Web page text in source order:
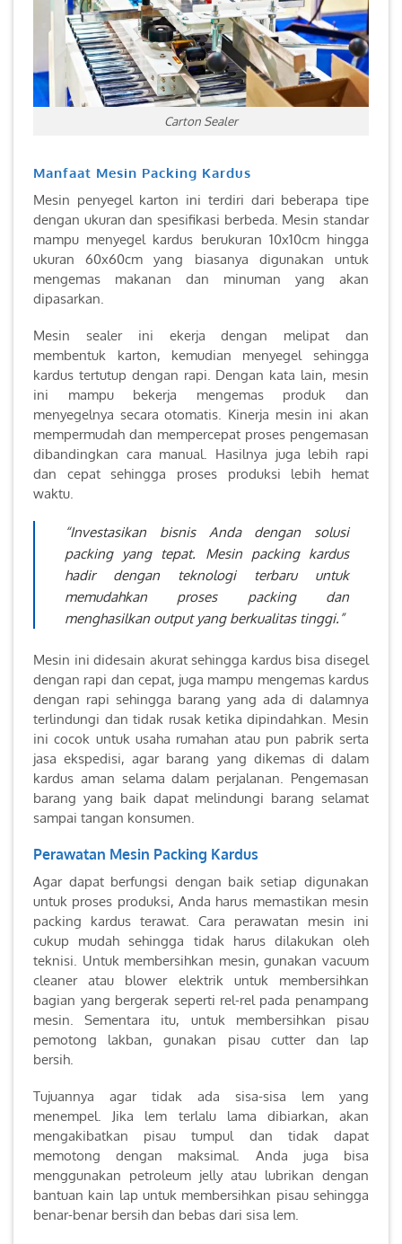
Carton Sealer
Manfaat Mesin Packing Kardus
Mesin penyegel karton ini terdiri dari beberapa tipe
dengan ukuran dan spesifikasi berbeda. Mesin standar
mampu menyegel kardus berukuran 10x10cm hingga
ukuran 60x60cm yang biasanya digunakan untuk
mengemas makanan dan minuman yang akan
dipasarkan.
Mesin sealer ini ekerja dengan melipat dan
membentuk karton, kemudian menyegel sehingga
kardus tertutup dengan rapi. Dengan kata lain, mesin
ini mampu bekerja mengemas produk dan
menyegelnya secara otomatis. Kinerja mesin ini akan
mempermudah dan mempercepat proses pengemasan
dibandingkan cara manual. Hasilnya juga lebih rapi
dan cepat sehingga proses produksi lebih hemat
waktu.
“Investasikan bisnis Anda dengan solusi
packing yang tepat. Mesin packing kardus
hadir dengan teknologi terbaru untuk
memudahkan proses packing dan
menghasilkan output yang berkualitas tinggi.”
Mesin ini didesain akurat sehingga kardus bisa disegel
dengan rapi dan cepat, juga mampu mengemas kardus
dengan rapi sehingga barang yang ada di dalamnya
terlindungi dan tidak rusak ketika dipindahkan. Mesin
ini cocok untuk usaha rumahan atau pun pabrik serta
jasa ekspedisi, agar barang yang dikemas di dalam
kardus aman selama dalam perjalanan. Pengemasan
barang yang baik dapat melindungi barang selamat
sampai tangan konsumen.
Perawatan Mesin Packing Kardus
Agar dapat berfungsi dengan baik setiap digunakan
untuk proses produksi, Anda harus memastikan mesin
packing kardus terawat. Cara perawatan mesin ini
cukup mudah sehingga tidak harus dilakukan oleh
teknisi. Untuk membersihkan mesin, gunakan vacuum
cleaner atau blower elektrik untuk membersihkan
bagian yang bergerak seperti rel-rel pada penampang
mesin. Sementara itu, untuk membersihkan pisau
pemotong lakban, gunakan pisau cutter dan lap
bersih.
Tujuannya agar tidak ada sisa-sisa lem yang
menempel. Jika lem terlalu lama dibiarkan, akan
mengakibatkan pisau tumpul dan tidak dapat
memotong dengan maksimal. Anda juga bisa
menggunakan petroleum jelly atau lubrikan dengan
bantuan kain lap untuk membersihkan pisau sehingga
benar-benar bersih dan bebas dari sisa lem.